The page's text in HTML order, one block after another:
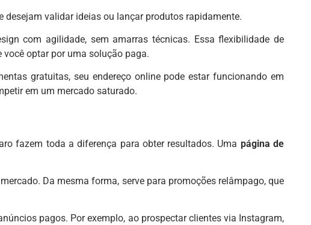
desejam validar ideias ou lançar produtos rapidamente.
com agilidade, sem amarras técnicas. Essa flexibilidade de
optar por uma solução paga.
gratuitas, seu endereço online pode estar funcionando em
em um mercado saturado.
fazem toda a diferença para obter resultados. Uma página de
Da mesma forma, serve para promoções relâmpago, que
pagos. Por exemplo, ao prospectar clientes via Instagram,